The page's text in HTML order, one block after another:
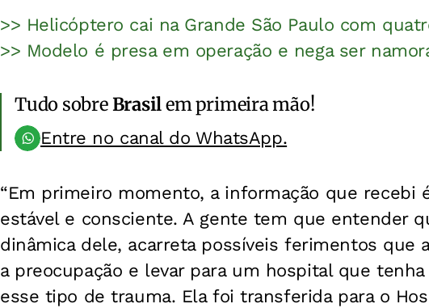
>> Helicóptero cai na Grande São Paulo com
>> Modelo é presa em operação e nega ser
Tudo sobreBrasilem primeira mão!
Entre no canal do WhatsApp.
“Em primeiro momento, a informação que recebi
estável e consciente. A gente tem que entender
dinâmica dele, acarreta possíveis ferimentos que
a preocupação e levar para um hospital que
esse tipo de trauma. Ela foi transferida para o